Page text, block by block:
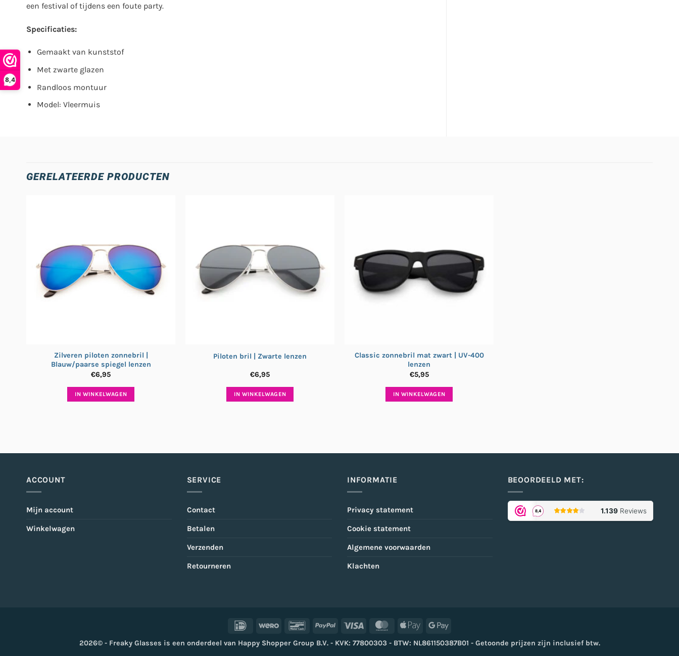
8,4
een festival of tijdens een foute party.
Specificaties:
Gemaakt van kunststof
Met zwarte glazen
Randloos montuur
Model: Vleermuis
GERELATEERDE PRODUCTEN
Zilveren piloten zonnebril |
Blauw/paarse spiegel lenzen
€6,95
IN WINKELWAGEN
Piloten bril | Zwarte lenzen
€6,95
IN WINKELWAGEN
Classic zonnebril mat zwart | UV-400
lenzen
€5,95
IN WINKELWAGEN
ACCOUNT
Mijn account
Winkelwagen
SERVICE
Contact
Betalen
Verzenden
Retourneren
INFORMATIE
Privacy statement
Cookie statement
Algemene voorwaarden
Klachten
BEOORDEELD MET:
IDeal Wero BancontactPayPal Visa MasterCard
Apple
Google
2026© - Freaky Glasses is een onderdeel van Happy Shopper Group B.V. - KVK: 77800303 - BTW: NL861150387B01 - Getoonde prijzen zijn inclusief btw.